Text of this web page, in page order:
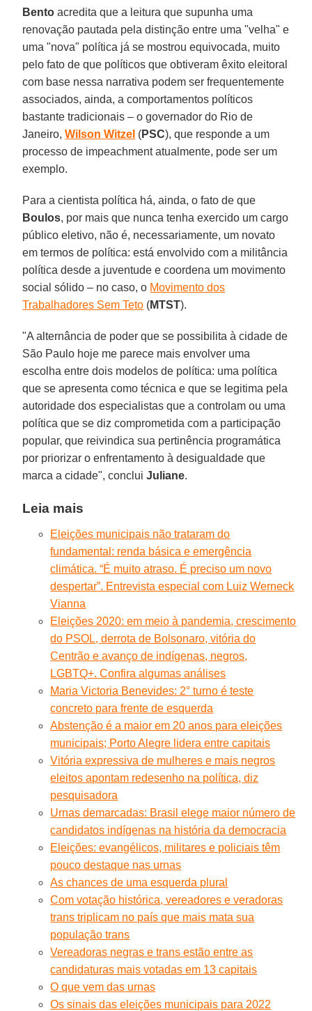
Bento acredita que a leitura que supunha uma
renovação pautada pela distinção entre uma "velha" e
uma "nova" política já se mostrou equivocada, muito
pelo fato de que políticos que obtiveram êxito eleitoral
com base nessa narrativa podem ser frequentemente
associados, ainda, a comportamentos políticos
bastante tradicionais – o governador do Rio de
Janeiro,Wilson Witzel (PSC), que responde a um
processo de impeachment atualmente, pode ser um
exemplo.
Para a cientista política há, ainda, o fato de que
Boulos, por mais que nunca tenha exercido um cargo
público eletivo, não é, necessariamente, um novato
em termos de política: está envolvido com a militância
política desde a juventude e coordena um movimento
social sólido – no caso, o Movimento dos
Trabalhadores Sem Teto (MTST).
"A alternância de poder que se possibilita à cidade de
São Paulo hoje me parece mais envolver uma
escolha entre dois modelos de política: uma política
que se apresenta como técnica e que se legitima pela
autoridade dos especialistas que a controlam ou uma
política que se diz comprometida com a participação
popular, que reivindica sua pertinência programática
por priorizar o enfrentamento à desigualdade que
marca a cidade", concluiJuliane.
Leia mais
Eleições municipais não trataram do
fundamental: renda básica e emergência
climática. “É muito atraso. É preciso um novo
despertar”. Entrevista especial com Luiz Werneck
Vianna
Eleições 2020: em meio à pandemia, crescimento
do PSOL, derrota de Bolsonaro, vitória do
Centrão e avanço de indígenas, negros,
LGBTQ+. Confira algumas análises
Maria Victoria Benevides: 2° turno é teste
concreto para frente de esquerda
Abstenção é a maior em 20 anos para eleições
municipais; Porto Alegre lidera entre capitais
Vitória expressiva de mulheres e mais negros
eleitos apontam redesenho na política, diz
pesquisadora
Urnas demarcadas: Brasil elege maior número de
candidatos indígenas na história da democracia
Eleições: evangélicos, militares e policiais têm
pouco destaque nas urnas
As chances de uma esquerda plural
Com votação histórica, vereadores e veradoras
trans triplicam no país que mais mata sua
população trans
Vereadoras negras e trans estão entre as
candidaturas mais votadas em 13 capitais
O que vem das urnas
Os sinais das eleições municipais para 2022